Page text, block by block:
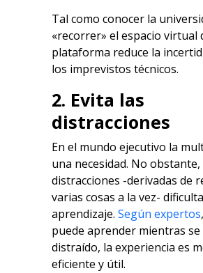
Tal como conocer la
«recorrer» el espacio virtual
plataforma reduce la
los imprevistos técnicos.
2. Evita las
distracciones
En el mundo ejecutivo la
una necesidad. No obstante,
distracciones -derivadas de
varias cosas a la vez-
aprendizaje. Según expertos
puede aprender mientras se
distraído, la experiencia es
eficiente y útil.